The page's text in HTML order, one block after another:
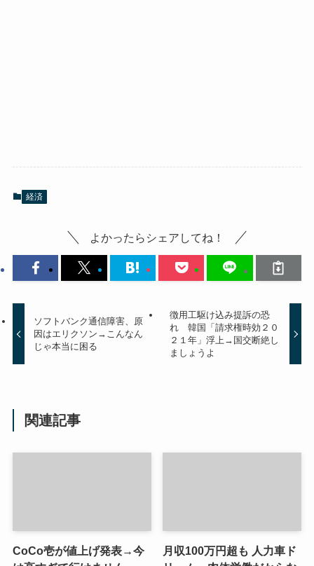
経済
よかったらシェアしてね！
ソフトバンク通信障害、原
因はエリクソン→こんなん
じゃ本当に困る
徴用工駆け込み提訴の恐
れ 韓国「請求権時効２０
２１年」浮上→国交断絶し
ましょうよ
関連記事
CoCo壱が値上げ発表→今
月収100万円超も 人力車ド